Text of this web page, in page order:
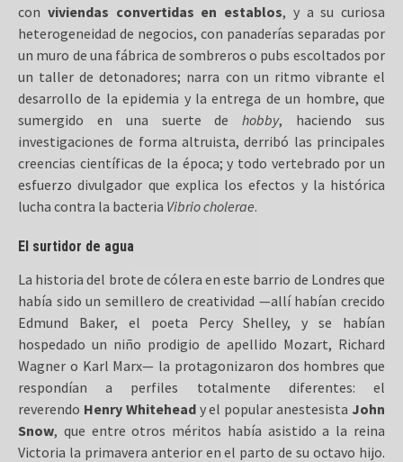
con viviendas convertidas en establos, y a su curiosa
heterogeneidad de negocios, con panaderías separadas por
un muro de una fábrica de sombreros o pubs escoltados por
un taller de detonadores; narra con un ritmo vibrante el
desarrollo de la epidemia y la entrega de un hombre, que
sumergido en una suerte dehobby, haciendo sus
investigaciones de forma altruista, derribó las principales
creencias científicas de la época; y todo vertebrado por un
esfuerzo divulgador que explica los efectos y la histórica
lucha contra la bacteria Vibrio cholerae.
El surtidor de agua
La historia del brote de cólera en este barrio de Londres que
había sido un semillero de creatividad —allí habían crecido
Edmund Baker, el poeta Percy Shelley, y se habían
hospedado un niño prodigio de apellido Mozart, Richard
Wagner o Karl Marx— la protagonizaron dos hombres que
respondían a perfiles totalmente diferentes: el
reverendo Henry Whiteheady el popular anestesista John
Snow, que entre otros méritos había asistido a la reina
Victoria la primavera anterior en el parto de su octavo hijo.